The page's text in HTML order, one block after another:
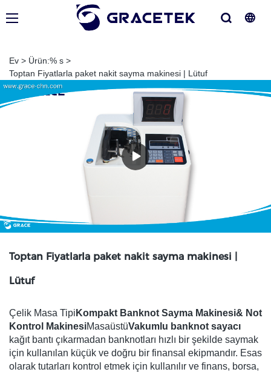
Ev > Ürün:% s >
Toptan Fiyatlarla paket nakit sayma makinesi | Lütuf
Toptan Fiyatlarla paket nakit sayma makinesi |
Lütuf
Çelik Masa Tipi Kompakt Banknot Sayma Makinesi& Not
Kontrol MakinesiMasaüstüVakumlu banknot sayacı
kağıt bantı çıkarmadan banknotları hızlı bir şekilde saymak
için kullanılan küçük ve doğru bir finansal ekipmandır. Esas
olarak tutarları kontrol etmek için kullanılır ve finans, borsa,